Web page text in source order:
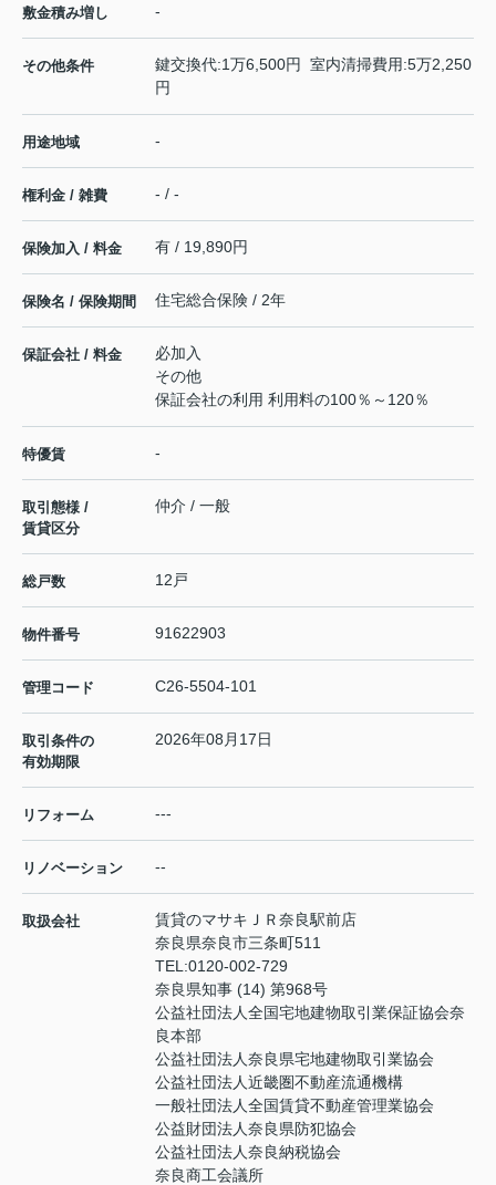
敷金積み増し -
その他条件
鍵交換代:1万6,500円 室内清掃費用:5万2,250
円
用途地域 -
権利金 / 雑費 - / -
保険加入 / 料金 有 / 19,890円
保険名 / 保険期間 住宅総合保険 / 2年
保証会社 / 料金
必加入
その他
保証会社の利用 利用料の100％～120％
特優賃 -
取引態様 /
賃貸区分
仲介 / 一般
総戸数 12戸
物件番号 91622903
管理コード C26-5504-101
取引条件の
有効期限
2026年08月17日
リフォーム ---
リノベーション --
取扱会社
賃貸のマサキＪＲ奈良駅前店
奈良県奈良市三条町511
TEL:0120-002-729
奈良県知事 (14) 第968号
公益社団法人全国宅地建物取引業保証協会奈
良本部
公益社団法人奈良県宅地建物取引業協会
公益社団法人近畿圏不動産流通機構
一般社団法人全国賃貸不動産管理業協会
公益財団法人奈良県防犯協会
公益社団法人奈良納税協会
奈良商工会議所